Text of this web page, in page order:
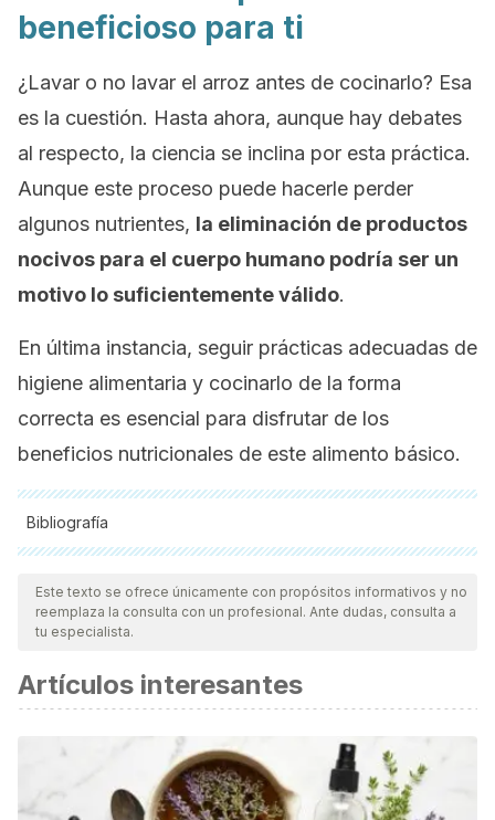
beneficioso para ti
¿Lavar o no lavar el arroz antes de cocinarlo? Esa
es la cuestión. Hasta ahora, aunque hay debates
al respecto, la ciencia se inclina por esta práctica.
Aunque este proceso puede hacerle perder
algunos nutrientes, la eliminación de productos
nocivos para el cuerpo humano podría ser un
motivo lo suficientemente válido.
En última instancia, seguir prácticas adecuadas de
higiene alimentaria y cocinarlo de la forma
correcta es esencial para disfrutar de los
beneficios nutricionales de este alimento básico.
Bibliografía
Todas las fuentes citadas fueron revisadas a profundidad por
nuestro equipo, para asegurar su calidad, confiabilidad,
vigencia y validez.La bibliografía de este artículo fue
científica.
As.com. (2023).La OCU detecta arsénico en el arroz: las
variedades donde está más presente
https://as.com/actualidad/
Center for International Environmental Law. (2019).
Este texto se ofrece únicamente con propósitos informativos y no
reemplaza la consulta con un profesional. Ante dudas, consulta a
tu especialista.
Artículos interesantes